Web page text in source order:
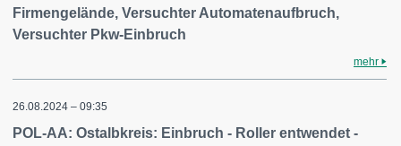
Firmengelände, Versuchter Automatenaufbruch,
Versuchter Pkw-Einbruch
mehr
26.08.2024 – 09:35
POL-AA: Ostalbkreis: Einbruch - Roller entwendet -